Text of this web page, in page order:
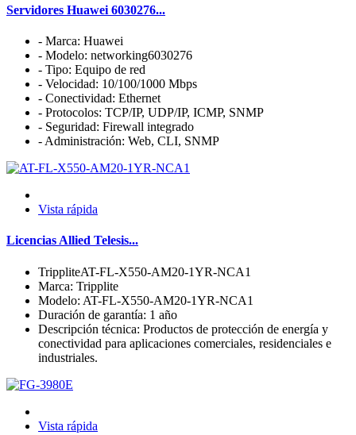
Servidores Huawei 6030276...
- Marca: Huawei
- Modelo: networking6030276
- Tipo: Equipo de red
- Velocidad: 10/100/1000 Mbps
- Conectividad: Ethernet
- Protocolos: TCP/IP, UDP/IP, ICMP, SNMP
- Seguridad: Firewall integrado
- Administración: Web, CLI, SNMP
Vista rápida
Licencias Allied Telesis...
TrippliteAT-FL-X550-AM20-1YR-NCA1
Marca: Tripplite
Modelo: AT-FL-X550-AM20-1YR-NCA1
Duración de garantía: 1 año
Descripción técnica: Productos de protección de energía y
conectividad para aplicaciones comerciales, residenciales e
industriales.
Vista rápida